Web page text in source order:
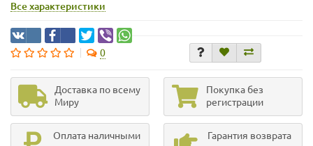
Все характеристики
0
Доставка по всему
Миру
Покупка без
регистрации
Оплата наличными Гарантия возврата